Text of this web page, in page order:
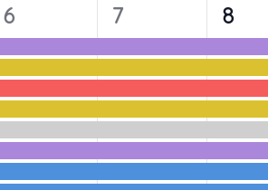
11
イ
ベ
ン
ト,
6
11
イ
ベ
ン
ト,
7
11
イ
ベ
ン
ト,
8